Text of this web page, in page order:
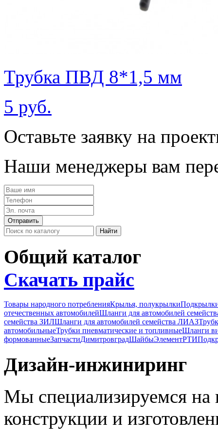
Трубка ПВД 8*1,5 мм
5 руб.
Оставьте заявку на
Наши менеджеры вам
Общий каталог
Скачать прайс
Товары народного потребленияКрылья, полукрылки
отечественных автомобилейШланги для автомобилей
семейства ЗИЛШланги для автомобилей семейства ЛИАЗ
автомобильныеТрубки пневматические и топливныеШланги
формованныеЗапчастиДимитровградШайбыЭлементРТИ
Дизайн-инжиниринг
Мы специализируемся на
конструкции и